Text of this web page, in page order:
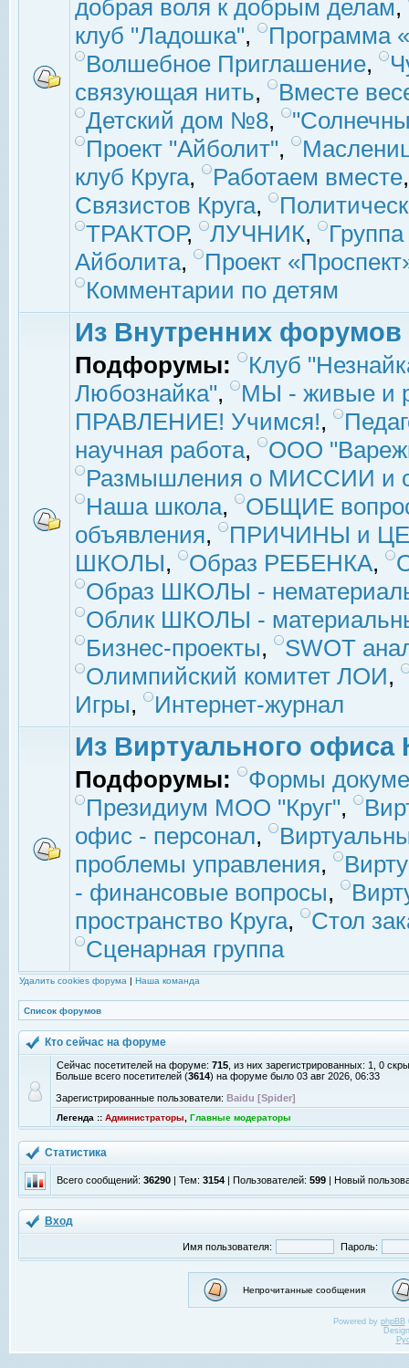
добрая воля к добрым делам,
клуб "Ладошка",
Программа
Волшебное Приглашение,
связующая нить,
Вместе
Детский дом №8,
Проект "Айболит",
клуб Круга, Работаем вместе
Связистов Круга,
ТРАКТОР, ЛУЧНИК,
Айболита,
Проект
Комментарии по детям
Из Внутренних форумов
Подфорумы:
Клуб
Любознайка",
МЫ - живые и
ПРАВЛЕНИЕ! Учимся!,
научная работа,
ООО
Размышления о МИССИИ и
Наша школа,
ОБЩИЕ
объявления,
ПРИЧИНЫ и
ШКОЛЫ, Образ РЕБЕНКА,
Образ ШКОЛЫ -
Облик ШКОЛЫ -
Бизнес-проекты,
SWOT
Олимпийский комитет ЛОИ,
Игры, Интернет-журнал
Из Виртуального офиса
Подфорумы:
Формы
Президиум МОО "Круг",
офис - персонал,
проблемы управления,
- финансовые вопросы,
пространство Круга,
Стол
Сценарная группа
Удалить cookies форума | Наша команда
Список форумов
Кто сейчас на форуме
Сейчас посетителей на форуме: 715 , из них зарегистрированных: 1, 0
Больше всего посетителей (3614) на форуме было 03 авг 2026, 06:33
Зарегистрированные пользователи: Baidu [Spider]
Легенда :: Администраторы Главные модераторы
Статистика
Всего сообщений: 36290 | Тем: 3154 | Пользователей: 599 | Новый
Вход
Имя пользователя: Пароль:
Непрочитанные сообщения
Powered by phpBB